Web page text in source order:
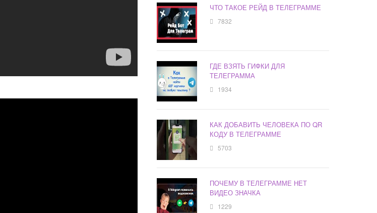
ЧТО ТАКОЕ РЕЙД В ТЕЛЕГРАММЕ
7832
ГДЕ ВЗЯТЬ ГИФКИ ДЛЯ
ТЕЛЕГРАММА
1934
КАК ДОБАВИТЬ ЧЕЛОВЕКА ПО QR
КОДУ В ТЕЛЕГРАММЕ
5703
ПОЧЕМУ В ТЕЛЕГРАММЕ НЕТ
ВИДЕО ЗНАЧКА
1229